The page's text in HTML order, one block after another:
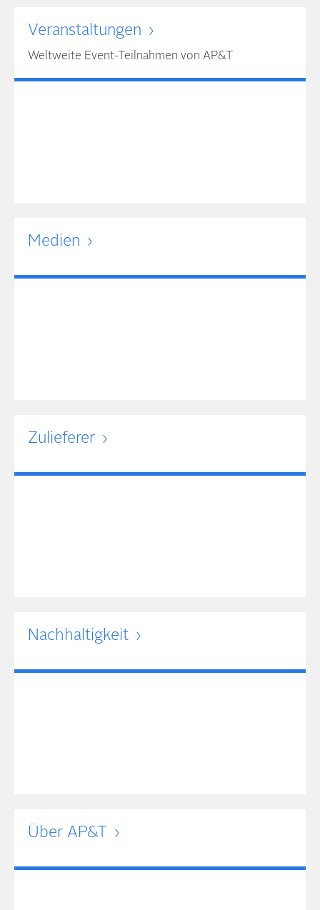
Ver­an­stal­tun­gen
Weltweite Event-Teilnahmen von AP&T
Medien
Zulieferer
Nachhaltigkeit
Über AP&T